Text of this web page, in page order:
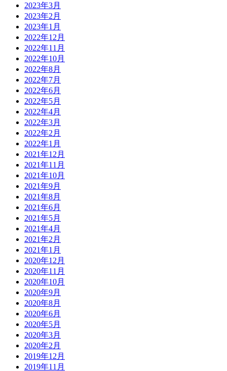
2023年3月
2023年2月
2023年1月
2022年12月
2022年11月
2022年10月
2022年8月
2022年7月
2022年6月
2022年5月
2022年4月
2022年3月
2022年2月
2022年1月
2021年12月
2021年11月
2021年10月
2021年9月
2021年8月
2021年6月
2021年5月
2021年4月
2021年2月
2021年1月
2020年12月
2020年11月
2020年10月
2020年9月
2020年8月
2020年6月
2020年5月
2020年3月
2020年2月
2019年12月
2019年11月